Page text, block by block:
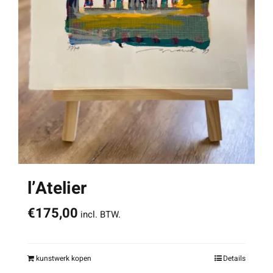
l’Atelier
€175,00 incl. BTW.
kunstwerk kopen Details